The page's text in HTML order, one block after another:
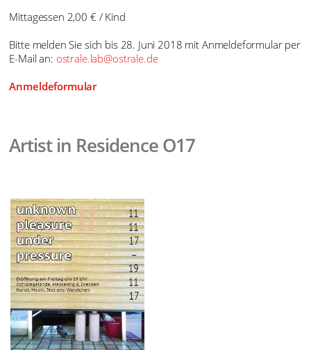
Mittagessen 2,00 € / Kind
Bitte melden Sie sich bis 28. Juni 2018 mit Anmeldeformular per
E-Mail an: ostrale.lab@ostrale.de
Anmeldeformular
Artist in Residence O17